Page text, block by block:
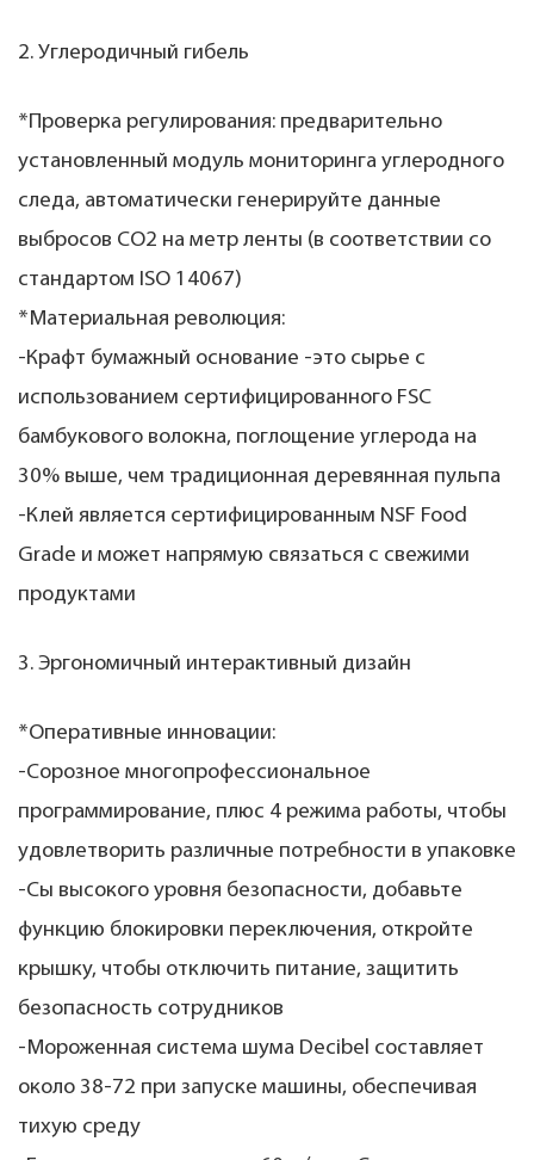
2. Углеродичный гибель
*Проверка регулирования: предварительно
установленный модуль мониторинга углеродного
следа, автоматически генерируйте данные
выбросов CO2 на метр ленты (в соответствии со
стандартом ISO 14067)
*Материальная революция:
-Крафт бумажный основание -это сырье с
использованием сертифицированного FSC
бамбукового волокна, поглощение углерода на
30% выше, чем традиционная деревянная пульпа
-Клей является сертифицированным NSF Food
Grade и может напрямую связаться с свежими
продуктами
3. Эргономичный интерактивный дизайн
*Оперативные инновации:
-Сорозное многопрофессиональное
программирование, плюс 4 режима работы, чтобы
удовлетворить различные потребности в упаковке
-Сы высокого уровня безопасности, добавьте
функцию блокировки переключения, откройте
крышку, чтобы отключить питание, защитить
безопасность сотрудников
-Мороженная система шума Decibel составляет
около 38-72 при запуске машины, обеспечивая
тихую среду